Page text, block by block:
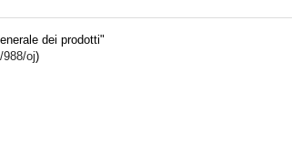
dei prodotti"
988/oj)